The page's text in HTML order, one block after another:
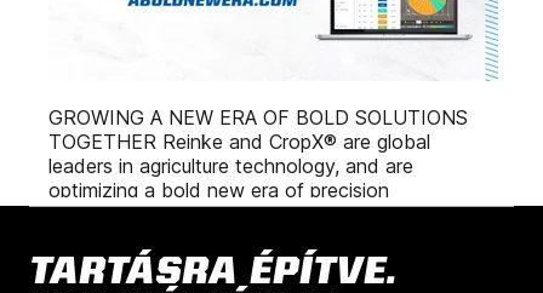
TARTÁSRA ÉPÍTVE.